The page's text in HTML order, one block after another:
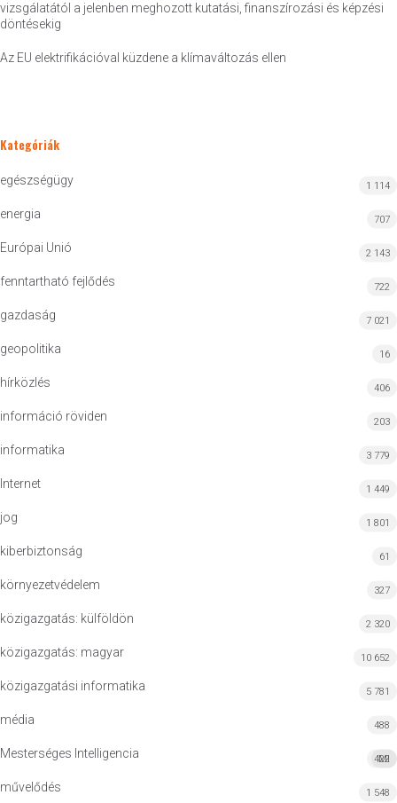
vizsgálatától a jelenben meghozott kutatási, finanszírozási és képzési
döntésekig
Az EU elektrifikációval küzdene a klímaváltozás ellen
Kategóriák
egészségügy 1 114
energia 707
Európai Unió 2 143
fenntartható fejlődés 722
gazdaság 7 021
geopolitika 16
hírközlés 406
információ röviden 203
informatika 3 779
Internet 1 449
jog 1 801
kiberbiztonság 61
környezetvédelem 327
közigazgatás: külföldön 2 320
közigazgatás: magyar 10 652
közigazgatási informatika 5 781
média 488
Mesterséges Intelligencia MI
422
művelődés 1 548